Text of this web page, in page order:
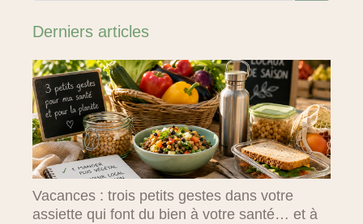
Derniers articles
Vacances : trois petits gestes dans votre
assiette qui font du bien à votre santé… et à